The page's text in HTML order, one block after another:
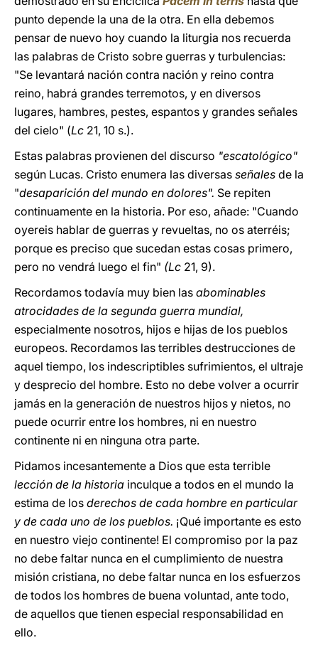
punto depende la una de la otra. En ella debemos
pensar de nuevo hoy cuando la liturgia nos recuerda
las palabras de Cristo sobre guerras y turbulencias:
"Se levantará nación contra nación y reino contra
reino, habrá grandes terremotos, y en diversos
lugares, hambres, pestes, espantos y grandes señales
del cielo" (Lc 21, 10 s.).
Estas palabras provienen del discurso "escatológico"
según Lucas. Cristo enumera las diversas señales de la
"desaparición del mundo en dolores". Se repiten
continuamente en la historia. Por eso, añade: "Cuando
oyereis hablar de guerras y revueltas, no os aterréis;
porque es preciso que sucedan estas cosas primero,
pero no vendrá luego el fin" (Lc 21, 9).
Recordamos todavía muy bien las abominables
atrocidades de la segunda guerra mundial,
especialmente nosotros, hijos e hijas de los pueblos
europeos. Recordamos las terribles destrucciones de
aquel tiempo, los indescriptibles sufrimientos, el ultraje
y desprecio del hombre. Esto no debe volver a ocurrir
jamás en la generación de nuestros hijos y nietos, no
puede ocurrir entre los hombres, ni en nuestro
continente ni en ninguna otra parte.
Pidamos incesantemente a Dios que esta terrible
lección de la historia inculque a todos en el mundo la
estima de los derechos de cada hombre en particular
y de cada uno de los pueblos. ¡Qué importante es esto
en nuestro viejo continente! El compromiso por la paz
no debe faltar nunca en el cumplimiento de nuestra
misión cristiana, no debe faltar nunca en los esfuerzos
de todos los hombres de buena voluntad, ante todo,
de aquellos que tienen especial responsabilidad en
ello.